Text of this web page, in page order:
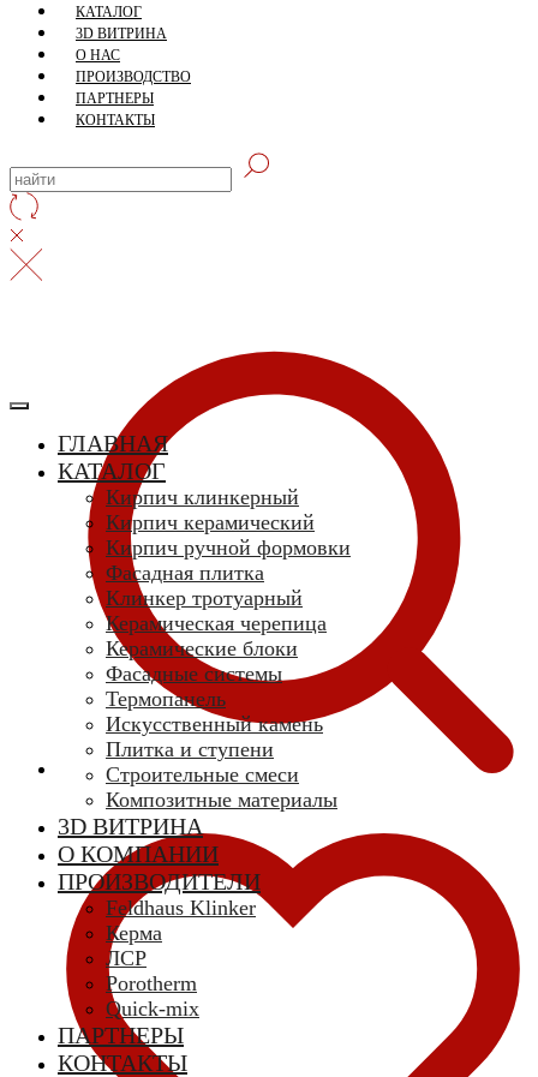
КАТАЛОГ
3D ВИТРИНА
О НАС
ПРОИЗВОДСТВО
ПАРТНЕРЫ
КОНТАКТЫ
ГЛАВНАЯ
КАТАЛОГ
Кирпич клинкерный
Кирпич керамический
Кирпич ручной формовки
Фасадная плитка
Клинкер тротуарный
Керамическая черепица
Керамические блоки
Фасадные системы
Термопанель
Искусственный камень
Плитка и ступени
Строительные смеси
Композитные материалы
3D ВИТРИНА
О КОМПАНИИ
ПРОИЗВОДИТЕЛИ
Feldhaus Klinker
Керма
ЛСР
Porotherm
Quick-mix
ПАРТНЕРЫ
КОНТАКТЫ